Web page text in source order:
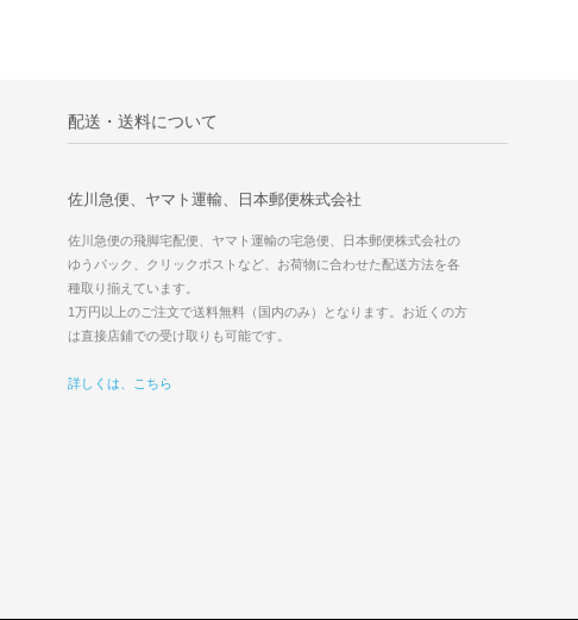
配送・送料について
佐川急便、ヤマト運輸、日本郵便株式会社
佐川急便の飛脚宅配便、ヤマト運輸の宅急便、日本郵便株式会社の
ゆうパック、クリックポストなど、お荷物に合わせた配送方法を各
種取り揃えています。
1万円以上のご注文で送料無料（国内のみ）となります。お近くの方
は直接店鋪での受け取りも可能です。
詳しくは、こちら